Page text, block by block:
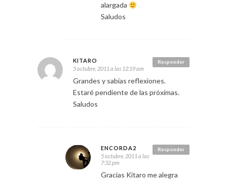
alargada
Saludos
Responder
KITARO
5 octubre, 2011 a las 12:19 am
Grandes y sabias reflexiones.
Estaré pendiente de las próximas.
Saludos
Responder
ENCORDA2
5 octubre, 2011 a las
7:32 pm
Gracias Kitaro me alegra